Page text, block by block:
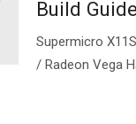
Build Guide
Supermicro
/ Radeon Vega